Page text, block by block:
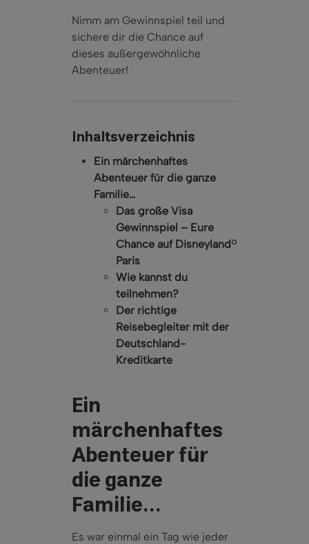
Nimm am Gewinnspiel teil und
sichere dir die Chance auf
dieses außergewöhnliche
Abenteuer!
Inhaltsverzeichnis
Ein märchenhaftes
Abenteuer für die ganze
Familie…
Das große Visa
Gewinnspiel – Eure
Chance auf Disneyland®
Paris
Wie kannst du
teilnehmen?
Der richtige
Reisebegleiter mit der
Deutschland-
Kreditkarte
Ein
märchenhaftes
Abenteuer für
die ganze
Familie…
Es war einmal ein Tag wie jeder